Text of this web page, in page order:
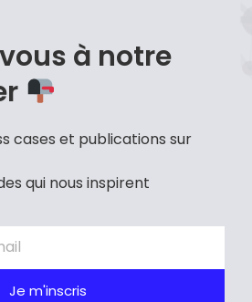
à notre
cases et publications sur
qui nous inspirent
Je m'inscris